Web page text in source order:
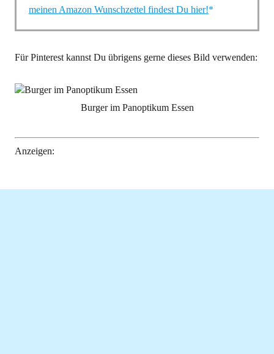
meinen Amazon Wunschzettel findest Du hier!
Für Pinterest kannst Du übrigens gerne dieses Bild verwenden:
Burger im Panoptikum Essen
Anzeigen: